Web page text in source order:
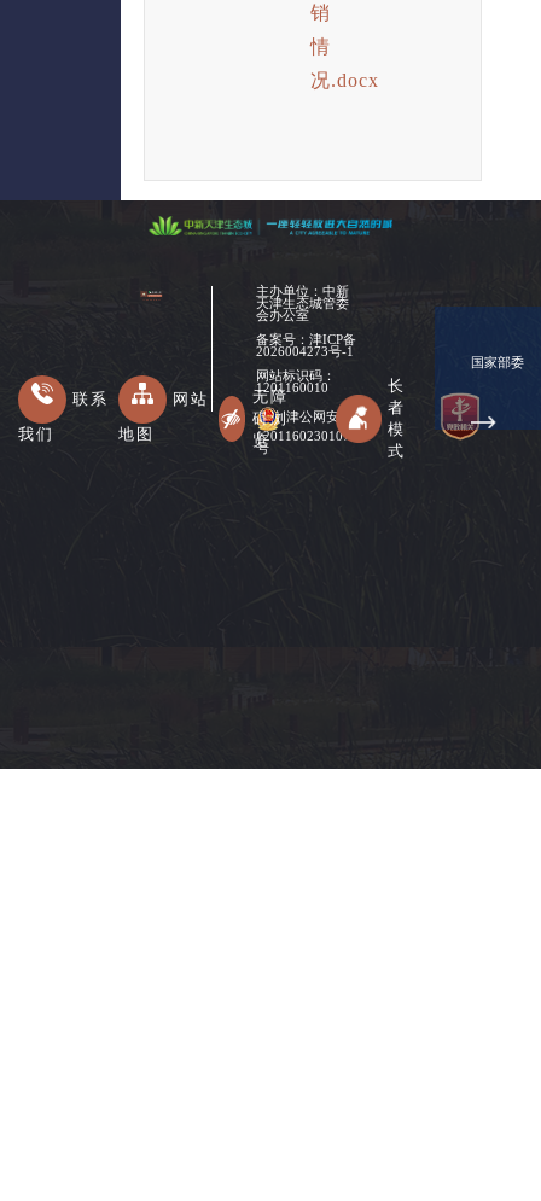
销
情
况.docx
主办单位：中新
天津生态城管委
会办公室
备案号： 津ICP备
2026004273号-1
网站标识码：
1201160010
津公网安备
12011602301078
号
联系
我们
网站
地图
无障
碍浏
览
长
者
模
式
国家部委